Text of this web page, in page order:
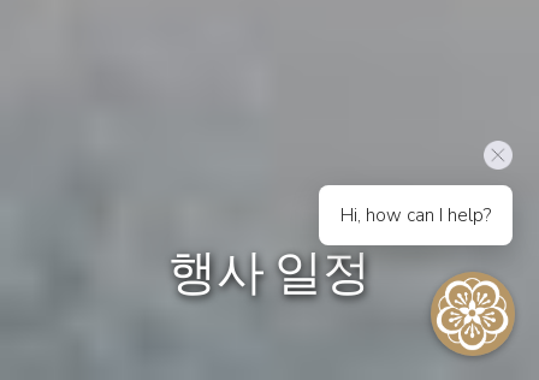
행사 일정
Hi, how can I help?